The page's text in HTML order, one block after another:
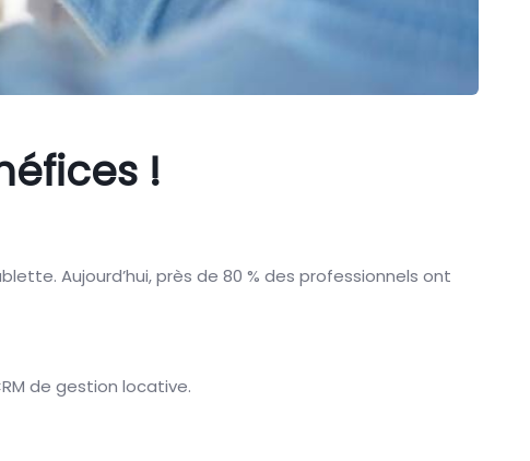
!
Aujourd’hui, près de 80 % des professionnels ont
de gestion locative.